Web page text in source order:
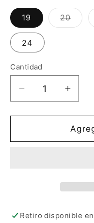
19 20
24
Cantidad
Cantidad
Reducir
cantidad
para
Mostaza
para
Botita
Retiro disponible en